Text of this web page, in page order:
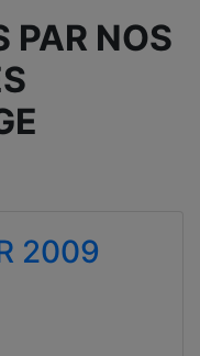
PAR NOS
2009